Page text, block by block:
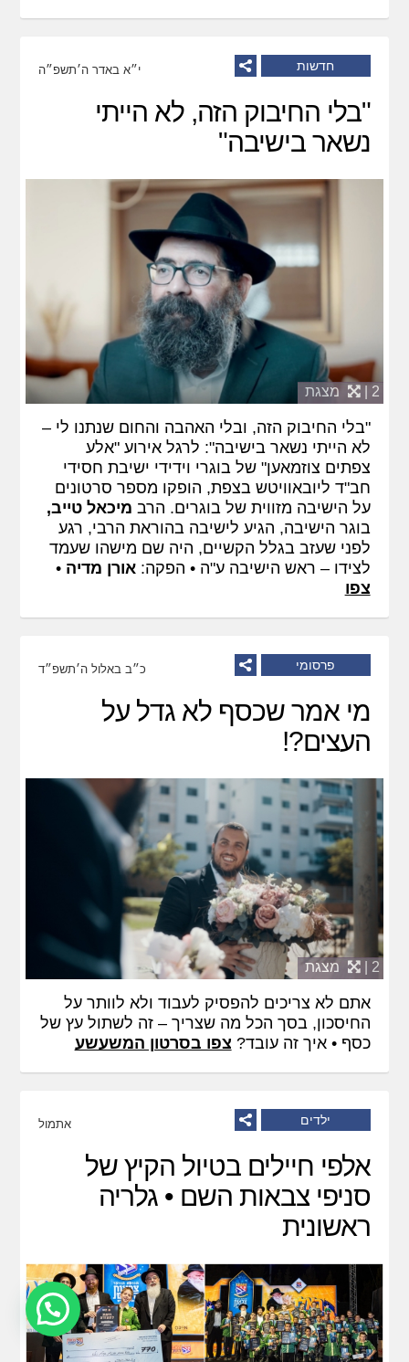
חדשות י״א באדר ה׳תשפ״ה
"בלי החיבוק הזה, לא הייתי
נשאר בישיבה"
2 | מצגת
"בלי החיבוק הזה, ובלי האהבה והחום שנתנו לי –
לא הייתי נשאר בישיבה": לרגל אירוע "אלע
צפתים צוזמאען" של בוגרי וידידי ישיבת חסידי
חב"ד ליובאוויטש בצפת, הופקו מספר סרטונים
על הישיבה מזווית של בוגרים. הרב מיכאל טייב,
בוגר הישיבה, הגיע לישיבה בהוראת הרבי, רגע
לפני שעזב בגלל הקשיים, היה שם מישהו שעמד
לצידו – ראש הישיבה ע"ה • הפקה:אורן מדיה •
צפו
פרסומי כ״ב באלול ה׳תשפ״ד
מי אמר שכסף לא גדל על
העצים?!
2 | מצגת
אתם לא צריכים להפסיק לעבוד ולא לוותר על
החיסכון, בסך הכל מה שצריך – זה לשתול עץ של
כסף • איך זה עובד? צפו בסרטון המשעשע
ילדים אתמול
אלפי חיילים בטיול הקיץ של
סניפי צבאות השם • גלריה
ראשונית